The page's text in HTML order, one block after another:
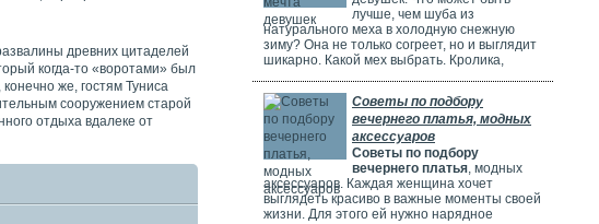
древних цитаделей
когда-то «воротами» был
же, гостям Туниса
сооружением старой
отдыха вдалеке от
разных дизайнеров.лучше, чем шуба из
натурального меха в холодную снежную
зиму? Она не только согреет, но и выглядит
шикарно. Какой мех выбрать. Кролика,
женщины чаще всего выбирают шубы из
соболя. Они красивые, дорогие и выглядят
очень элегантно. Соболя называют
"Королем всех мехов". Это значит, что он
самый шикарный и роскошный.
Советы по подбору
вечернего платья, модных
аксессуаров
Советы по подбору
вечернего платья, модных
аксессуаров. Каждая женщина хочет
выглядеть красиво в важные моменты своей
жизни. Для этого ей нужно нарядное